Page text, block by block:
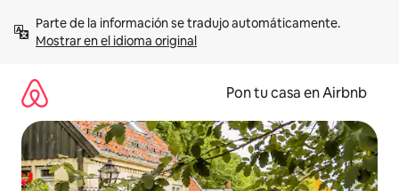
contenidoMostrar en el idioma original
Pon tu casa en Airbnb